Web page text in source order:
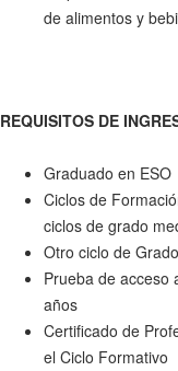
de alimentos y
REQUISITOS DE
Graduado en ESO
Ciclos de
ciclos de grado
Otro ciclo de
Prueba de acceso
años
Certificado de
el Ciclo Formativo